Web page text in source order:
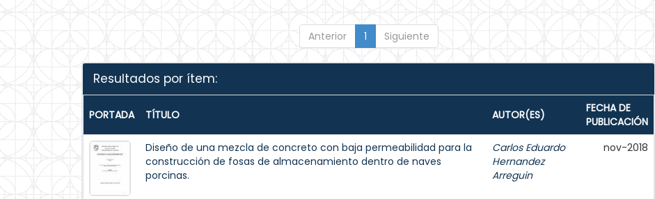
Anterior 1 Siguiente
Resultados por ítem:
PORTADA TÍTULO AUTOR(ES)
FECHA DE
PUBLICACIÓN
Diseño de una mezcla de concreto con baja permeabilidad para la
construcción de fosas de almacenamiento dentro de naves
porcinas.
Carlos Eduardo
Hernandez
Arreguin
nov-2018